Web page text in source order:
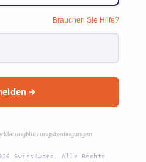
Brauchen Sie Hilfe?
Nutzungsbedingungen
Swiss4ward. Alle Rechte